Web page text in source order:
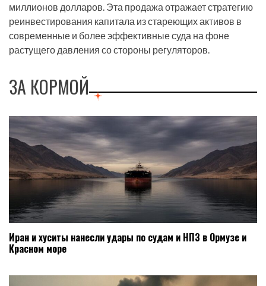
миллионов долларов. Эта продажа отражает стратегию
реинвестирования капитала из стареющих активов в
современные и более эффективные суда на фоне
растущего давления со стороны регуляторов.
ЗА КОРМОЙ
Иран и хуситы нанесли удары по судам и НПЗ в Ормузе и
Красном море